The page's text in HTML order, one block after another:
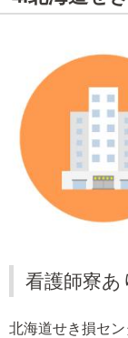
看護師寮あ
北海道せき損セ